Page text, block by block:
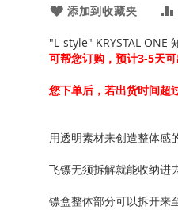
添加到收藏夹
"L-style" KRYSTAL ONE
可帮您订购，预计3-5天可
您下单后，若出货时间超
用透明素材来创造整体感
飞镖无须拆解就能收纳进
镖盒整体部分可以拆开来